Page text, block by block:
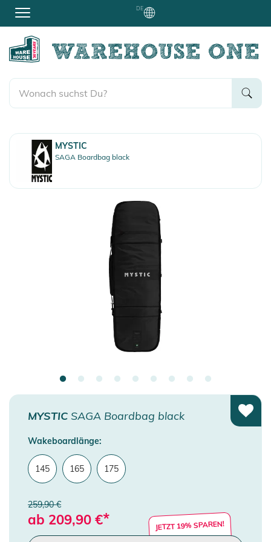
DE
MYSTIC
SAGA Boardbag black
MYSTIC SAGA Boardbag black
Wakeboardlänge:
145 165 175
259,90 €
ab 209,90 €* JETZT 19% SPAREN!